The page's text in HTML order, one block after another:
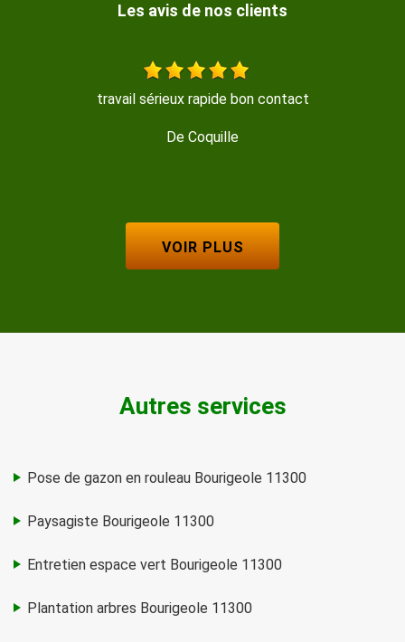
Les avis de nos clients
Travail sérieux, réalisé avec beaucoup de soin, merci!
De Isabelle M
VOIR PLUS
Autres services
Pose de gazon en rouleau Bourigeole 11300
Paysagiste Bourigeole 11300
Entretien espace vert Bourigeole 11300
Plantation arbres Bourigeole 11300